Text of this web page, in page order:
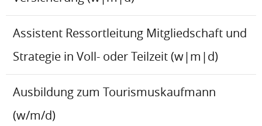
Assistent Ressortleitung Mitgliedschaft und
Strategie in Voll- oder Teilzeit (w|m|d)
Ausbildung zum Tourismuskaufmann
(w/m/d)